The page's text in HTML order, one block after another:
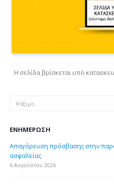
Η σελίδα βρίσκεται υπό
ΕΝΗΜΈΡΩΣΗ
Απαγόρευση πρόσβασης στην
ασφαλείας
6 Αυγούστου 2026